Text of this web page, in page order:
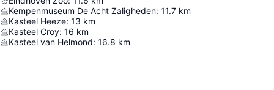
Kempenmuseum De Acht Zaligheden: 11.7 km
Kasteel Heeze: 13 km
Kasteel Croy: 16 km
Kasteel van Helmond: 16.8 km